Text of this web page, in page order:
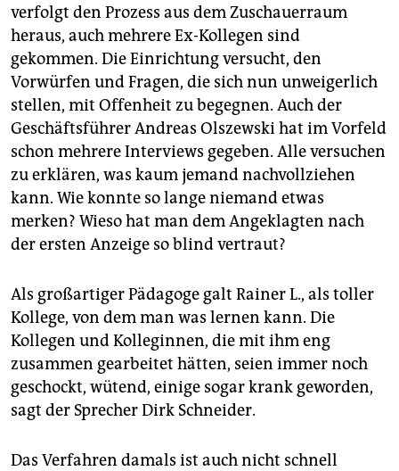
verfolgt den Prozess aus dem Zuschauerraum
heraus, auch mehrere Ex-Kollegen sind
gekommen. Die Einrichtung versucht, den
Vorwürfen und Fragen, die sich nun unweigerlich
stellen, mit Offenheit zu begegnen. Auch der
Geschäftsführer Andreas Olszewski hat im Vorfeld
schon mehrere Interviews gegeben. Alle versuchen
zu erklären, was kaum jemand nachvollziehen
kann. Wie konnte so lange niemand etwas
merken? Wieso hat man dem Angeklagten nach
der ersten Anzeige so blind vertraut?
Als großartiger Pädagoge galt Rainer L., als toller
Kollege, von dem man was lernen kann. Die
Kollegen und Kolleginnen, die mit ihm eng
zusammen gearbeitet hätten, seien immer noch
geschockt, wütend, einige sogar krank geworden,
sagt der Sprecher Dirk Schneider.
Das Verfahren damals ist auch nicht schnell